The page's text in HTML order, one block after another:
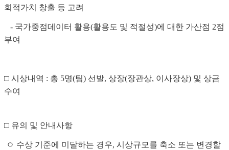
회적가치 창출 등 고려
- 국가중점데이터 활용(활용도 및 적절성)에 대한 가산점 2점
부여
□ 시상내역 : 총 5명(팀) 선발, 상장(장관상, 이사장상) 및 상금
수여
□ 유의 및 안내사항
ㅇ 수상 기준에 미달하는 경우, 시상규모를 축소 또는 변경할